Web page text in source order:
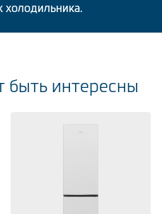
холодильника.
быть интересны